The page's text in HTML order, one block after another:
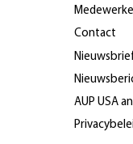
Contact
AUP USA